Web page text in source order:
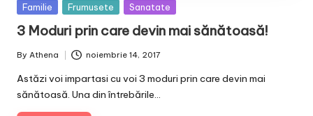
Posted
Familie Frumusete Sanatate
3 Moduri prin care devin mai sănătoasă!
Posted
by
By Athena noiembrie 14, 2017
Astăzi voi impartasi cu voi 3 moduri prin care devin mai
sănătoasă. Una din întrebările…